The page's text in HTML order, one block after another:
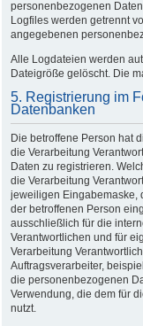
personenbezogenen
Logfiles werden getrennt
angegebenen
Alle Logdateien werden
Dateigröße gelöscht. Die
5. Registrierung im
Datenbanken
Die betroffene Person hat
die Verarbeitung
Daten zu registrieren.
die Verarbeitung
jeweiligen Eingabemaske,
der betroffenen Person
ausschließlich für die
Verantwortlichen und für
Verarbeitung
Auftragsverarbeiter,
die personenbezogenen
Verwendung, die dem für
nutzt.